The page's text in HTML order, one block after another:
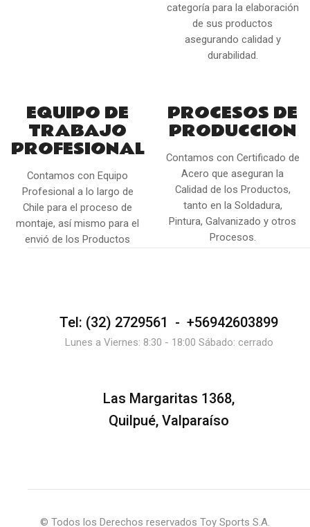
categoría para la elaboración
de sus productos
asegurando calidad y
durabilidad.
EQUIPO DE
TRABAJO
PROFESIONAL
Contamos con Equipo
Profesional a lo largo de
Chile para el proceso de
montaje, así mismo para el
envió de los Productos
PROCESOS DE
PRODUCCION
Contamos con Certificado de
Acero que aseguran la
Calidad de los Productos,
tanto en la Soldadura,
Pintura, Galvanizado y otros
Procesos.
Tel: (32) 2729561 - +56942603899
Lunes a Viernes: 8:30 - 18:00 Sábado: cerrado
Las Margaritas 1368,
Quilpué, Valparaíso
© Todos los Derechos reservados Toy Sports S.A.